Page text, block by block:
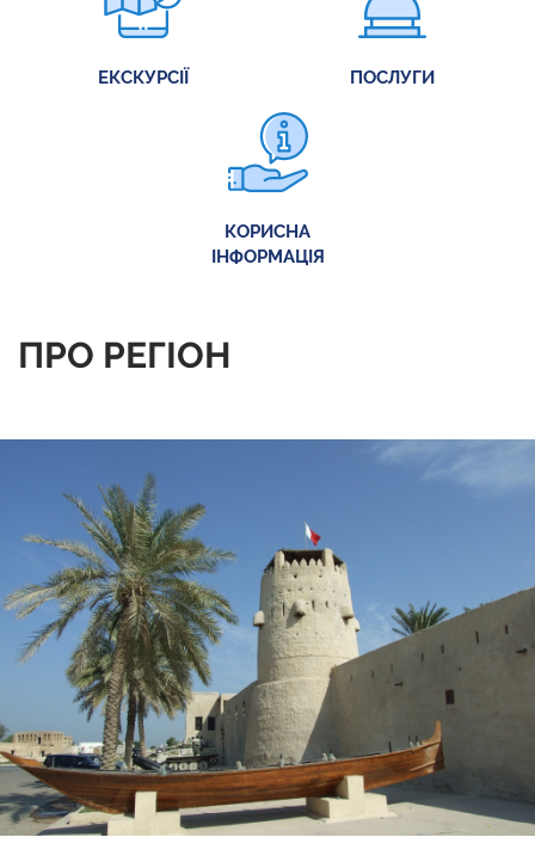
ЕКСКУРСІЇ ПОСЛУГИ
КОРИСНА
ІНФОРМАЦІЯ
ПРО РЕГІОН